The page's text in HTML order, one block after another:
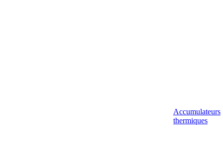
Accumulateurs
thermiques